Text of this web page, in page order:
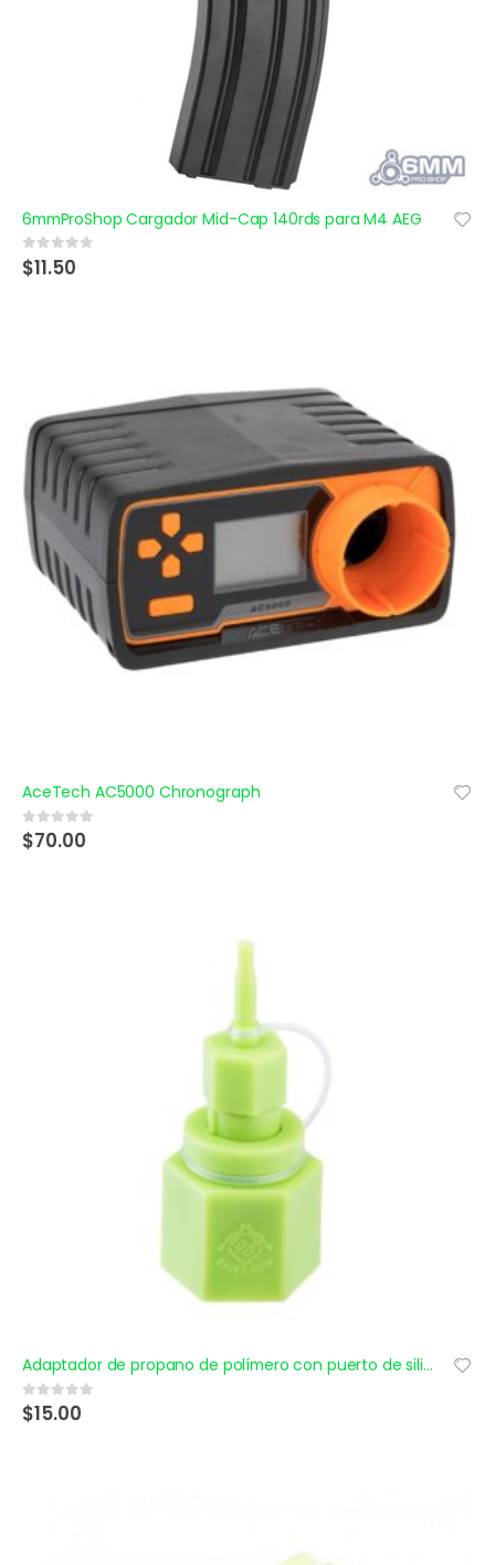
6mmProShop Cargador Mid-Cap 140rds para M4 AEG
0out of 5
$11.50
AceTech AC5000 Chronograph
0out of 5
$70.00
Adaptador de propano de polímero con puerto de silicona integrado
0out of 5
$15.00